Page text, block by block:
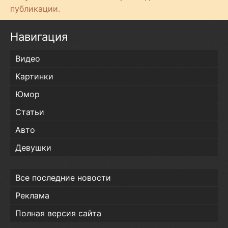
публикации.
Навигация
Видео
Картинки
Юмор
Статьи
Авто
Девушки
Все последние новости
Реклама
Полная версия сайта